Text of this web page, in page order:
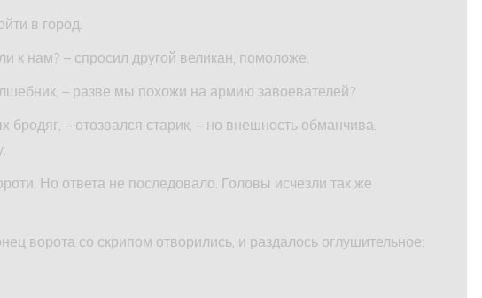
в город.
нам? – спросил другой великан, помоложе.
– разве мы похожи на армию завоевателей?
– отозвался старик, – но внешность обманчива.
Но ответа не последовало. Головы исчезли так же
ворота со скрипом отворились, и раздалось оглушительное: